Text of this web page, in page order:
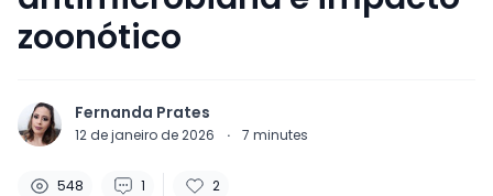
zoonótico
Fernanda Prates
12 de janeiro de 2026 · 7 minutes
548 1 2